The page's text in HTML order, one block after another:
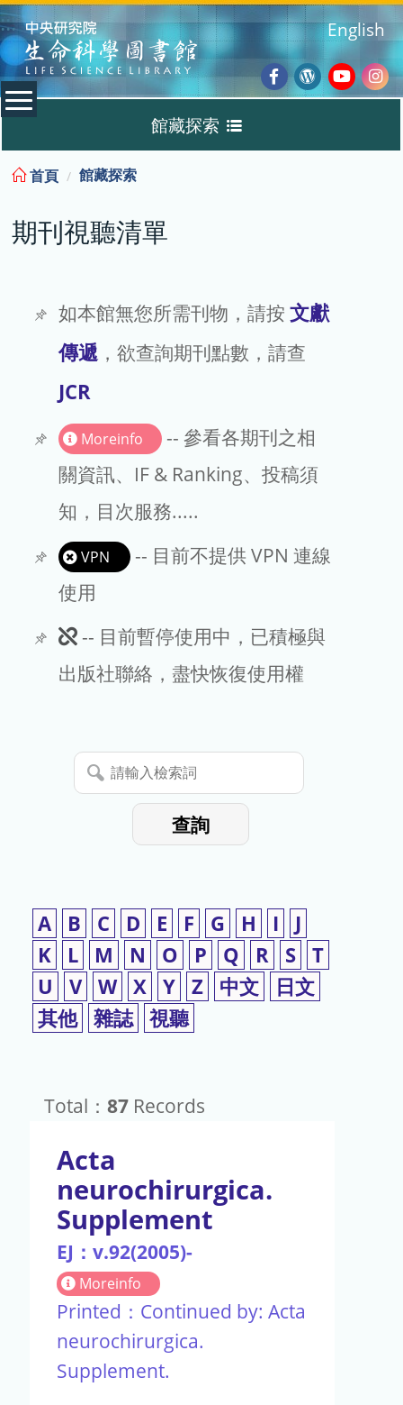
:::
Facebook
Wordpress
English
館藏探索
期刊視聽清單
TIGP 專區
書刊推薦
首頁 館藏探索
期刊視聽清單
如本館無您所需刊物，請按 文獻
傳遞，欲查詢期刊點數，請查
JCR
Moreinfo
-- 參看各期刊之相
關資訊、IF & Ranking、投稿須
知，目次服務.....
VPN
-- 目前不提供 VPN 連線
使用
此
期
暫
停
-- 目前暫停使用中，已積極與
出版社聯絡，盡快恢復使用權
請
輸
查詢
A B C D E F G H I
J
K
L M N O P Q R S T
U
V W X Y Z 中文
日文
其他 雜誌 視聽
Total： 87 Records
Acta
neurochirurgica.
Supplement
EJ：v.92(2005)-
Moreinfo
Printed：Continued by: Acta
neurochirurgica.
Supplement.